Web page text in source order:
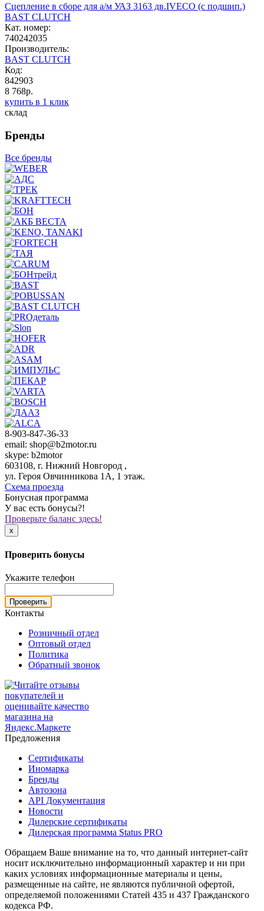
Сцепление в сборе для а/м УАЗ 3163 дв.IVECO (с подшип.)
BAST CLUTCH
Кат. номер:
740242035
Производитель:
BAST CLUTCH
Код:
842903
8 768р.
купить в 1 клик
склад
Бренды
Все бренды
8-903-847-36-33
email: shop@b2motor.ru
skype: b2motor
603108, г. Нижний Новгород ,
ул. Героя Овчинникова 1А, 1 этаж.
Схема проезда
Бонусная программа
У вас есть бонусы?!
Проверьте баланс здесь!
x
Проверить бонусы
Укажите телефон
Проверить
Контакты
Розничный отдел
Оптовый отдел
Политика
Обратный звонок
Предложения
Сертификаты
Иномарка
Бренды
Автозона
API Документация
Новости
Дилерские сертификаты
Дилерская программа Status PRO
Обращаем Ваше внимание на то, что данный интернет-сайт
носит исключительно информационный характер и ни при
каких условиях информационные материалы и цены,
размещенные на сайте, не являются публичной офертой,
определяемой положениями Статей 435 и 437 Гражданского
кодекса РФ.